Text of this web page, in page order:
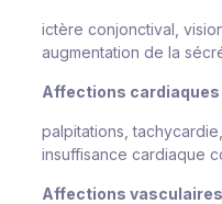
ictère conjonctival,
augmentation de la
Affections cardiaques
palpitations,
insuffisance cardiaque
Affections vasculaires